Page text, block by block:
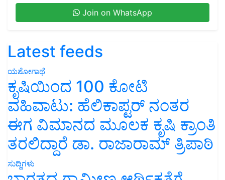
Join on WhatsApp
Latest feeds
ಯಶೋಗಾಥೆ
ಕೃಷಿಯಿಂದ 100 ಕೋಟಿ
ವಹಿವಾಟು: ಹೆಲಿಕಾಪ್ಟರ್ ನಂತರ
ಈಗ ವಿಮಾನದ ಮೂಲಕ ಕೃಷಿ ಕ್ರಾಂತಿ
ತರಲಿದ್ದಾರೆ ಡಾ. ರಾಜಾರಾಮ್ ತ್ರಿಪಾಠಿ
ಸುದ್ದಿಗಳು